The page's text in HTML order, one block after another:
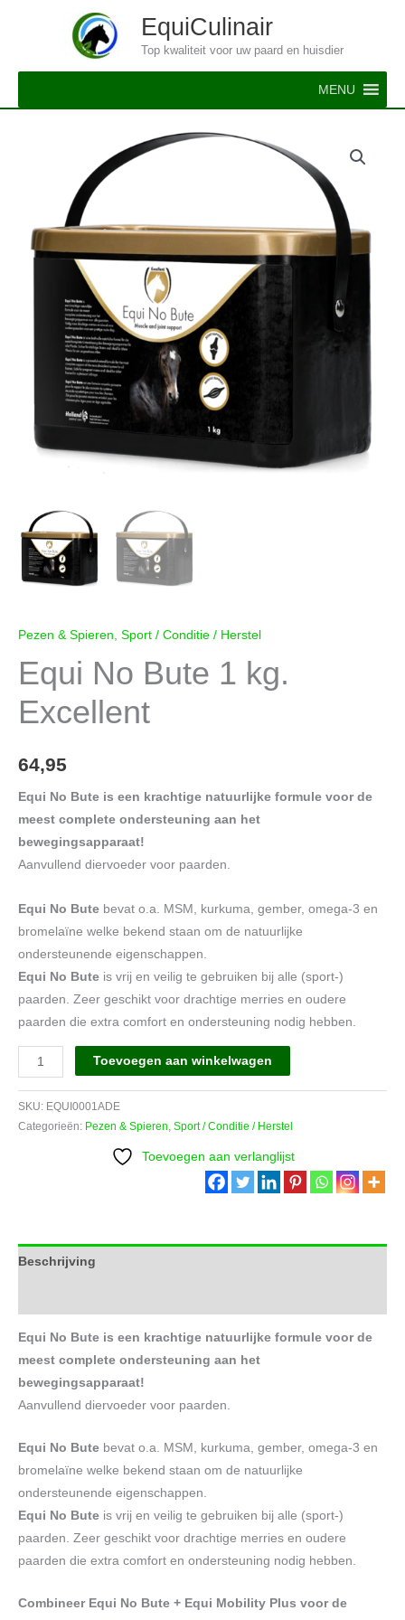
EquiCulinair
Top kwaliteit voor uw paard en huisdier
MENU
Pezen & Spieren, Sport / Conditie / Herstel
Equi No Bute 1 kg.
Excellent
64,95
Equi No Bute is een krachtige natuurlijke formule voor de
meest complete ondersteuning aan het
bewegingsapparaat!
Aanvullend diervoeder voor paarden.
Equi No Bute bevat o.a. MSM, kurkuma, gember, omega-3 en
bromelaïne welke bekend staan om de natuurlijke
ondersteunende eigenschappen.
Equi No Bute is vrij en veilig te gebruiken bij alle (sport-)
paarden. Zeer geschikt voor drachtige merries en oudere
paarden die extra comfort en ondersteuning nodig hebben.
Equi
No
Bute
1
Toevoegen aan winkelwagen
SKU: EQUI0001ADE
Categorieën: Pezen & Spieren Sport / Conditie / Herstel
Toevoegen aan verlanglijst
Beschrijving
Equi No Bute is een krachtige natuurlijke formule voor de
meest complete ondersteuning aan het
bewegingsapparaat!
Aanvullend diervoeder voor paarden.
Equi No Bute bevat o.a. MSM, kurkuma, gember, omega-3 en
bromelaïne welke bekend staan om de natuurlijke
ondersteunende eigenschappen.
Equi No Bute is vrij en veilig te gebruiken bij alle (sport-)
paarden. Zeer geschikt voor drachtige merries en oudere
paarden die extra comfort en ondersteuning nodig hebben.
Combineer Equi No Bute + Equi Mobility Plus voor de